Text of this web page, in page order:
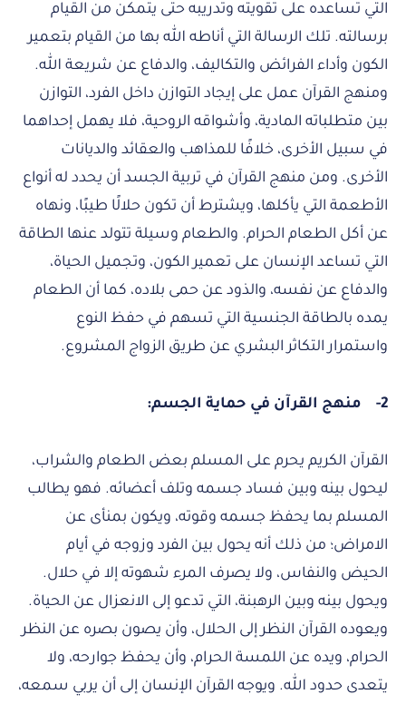
التي تساعده على تقويته وتدريبه حتى يتمكن من القيام
برسالته. تلك الرسالة التي أناطه الله بها من القيام بتعمير
الكون وأداء الفرائض والتكاليف، والدفاع عن شريعة الله.
ومنهج القرآن عمل على إيجاد التوازن داخل الفرد، التوازن
بين متطلباته المادية، وأشواقه الروحية، فلا يهمل إحداهما
في سبيل الأخرى، خلافًا للمذاهب والعقائد والديانات
الأخرى. ومن منهج القرآن في تربية الجسد أن يحدد له أنواع
الأطعمة التي يأكلها، ويشترط أن تكون حلالًا طيبًا، ونهاه
عن أكل الطعام الحرام. والطعام وسيلة تتولد عنها الطاقة
التي تساعد الإنسان على تعمير الكون، وتجميل الحياة،
والدفاع عن نفسه، والذود عن حمى بلاده، كما أن الطعام
يمده بالطاقة الجنسية التي تسهم في حفظ النوع
واستمرار التكاثر البشري عن طريق الزواج المشروع.
2- منهج القرآن في حماية الجسم:
القرآن الكريم يحرم على المسلم بعض الطعام والشراب،
ليحول بينه وبين فساد جسمه وتلف أعضائه. فهو يطالب
المسلم بما يحفظ جسمه وقوته، ويكون بمنأى عن
الامراض؛ من ذلك أنه يحول بين الفرد وزوجه في أيام
الحيض والنفاس، ولا يصرف المرء شهوته إلا في حلال.
ويحول بينه وبين الرهبنة، التي تدعو إلى الانعزال عن الحياة.
ويعوده القرآن النظر إلى الحلال، وأن يصون بصره عن النظر
الحرام، ويده عن اللمسة الحرام، وأن يحفظ جوارحه، ولا
يتعدى حدود الله. ويوجه القرآن الإنسان إلى أن يربي سمعه،